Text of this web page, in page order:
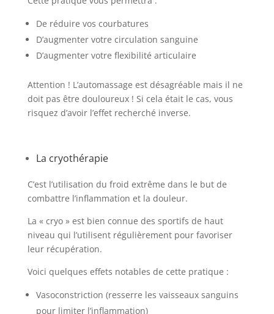
De réduire vos courbatures
D’augmenter votre circulation sanguine
D’augmenter votre flexibilité articulaire
Attention ! L’automassage est désagréable mais il ne
doit pas être douloureux ! Si cela était le cas, vous
risquez d’avoir l’effet recherché inverse.
La cryothérapie
C’est l’utilisation du froid extrême dans le but de
combattre l’inflammation et la douleur.
La « cryo » est bien connue des sportifs de haut
niveau qui l’utilisent régulièrement pour favoriser
leur récupération.
Voici quelques effets notables de cette pratique :
Vasoconstriction (resserre les vaisseaux sanguins
pour limiter l’inflammation)